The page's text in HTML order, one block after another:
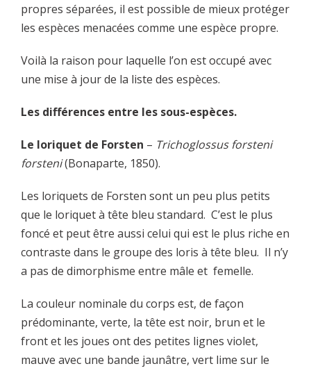
propres séparées, il est possible de mieux protéger
les espèces menacées comme une espèce propre.
Voilà la raison pour laquelle l’on est occupé avec
une mise à jour de la liste des espèces.
Les différences entre les sous-espèces.
Le loriquet de Forsten – Trichoglossus forsteni
forsteni(Bonaparte, 1850).
Les loriquets de Forsten sont un peu plus petits
que le loriquet à tête bleu standard. C’est le plus
foncé et peut être aussi celui qui est le plus riche en
contraste dans le groupe des loris à tête bleu. Il n’y
a pas de dimorphisme entre mâle et femelle.
La couleur nominale du corps est, de façon
prédominante, verte, la tête est noir, brun et le
front et les joues ont des petites lignes violet,
mauve avec une bande jaunâtre, vert lime sur le